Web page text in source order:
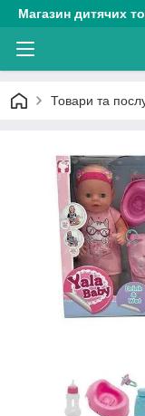
Магазин дитячих
Товари та